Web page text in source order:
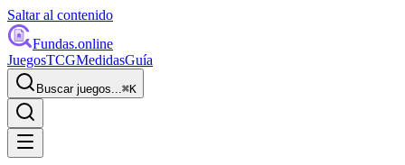
Saltar al contenido
Fundas.online
JuegosTCGMedidasGuía
Buscar juegos...⌘K